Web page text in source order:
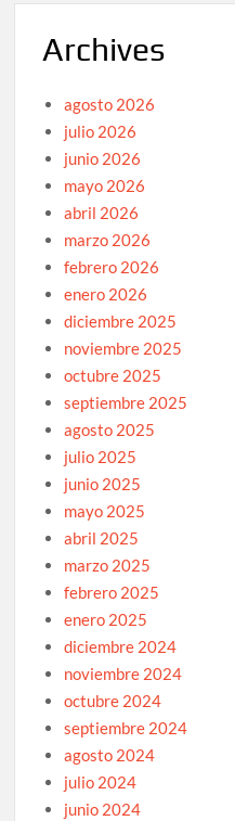
Archives
agosto 2026
julio 2026
junio 2026
mayo 2026
abril 2026
marzo 2026
febrero 2026
enero 2026
diciembre 2025
noviembre 2025
octubre 2025
septiembre 2025
agosto 2025
julio 2025
junio 2025
mayo 2025
abril 2025
marzo 2025
febrero 2025
enero 2025
diciembre 2024
noviembre 2024
octubre 2024
septiembre 2024
agosto 2024
julio 2024
junio 2024